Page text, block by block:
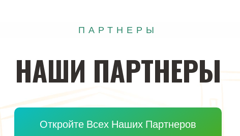
ПАРТНЕРЫ
НАШИ ПАРТНЕРЫ
Откройте Всех Наших Партнеров